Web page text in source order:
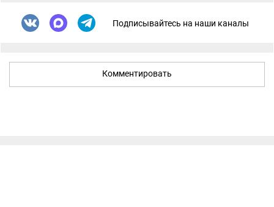
Подписывайтесь на наши каналы
Комментировать